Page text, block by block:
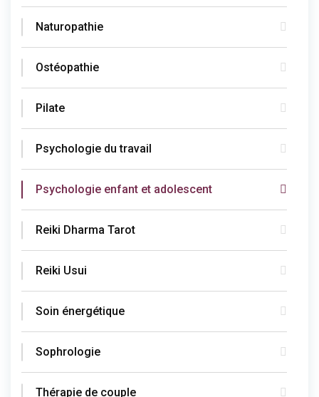
Naturopathie
Ostéopathie
Pilate
Psychologie du travail
Psychologie enfant et adolescent
Reiki Dharma Tarot
Reiki Usui
Soin énergétique
Sophrologie
Thérapie de couple